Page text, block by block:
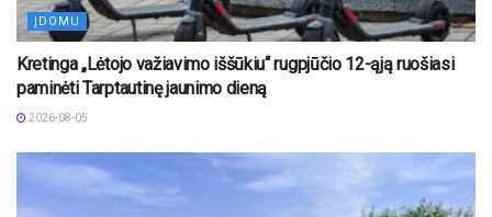
ĮDOMU
Kretinga „Lėtojo važiavimo iššūkiu“ rugpjūčio 12-ąją ruošiasi
paminėti Tarptautinę jaunimo dieną
2026-08-05